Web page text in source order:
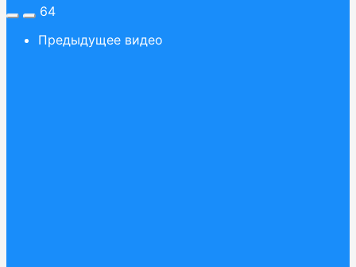
64
Предыдущее видео